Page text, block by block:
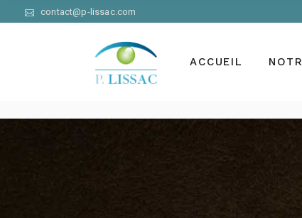
contact@p-lissac.com
ACCUEIL